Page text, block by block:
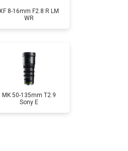
8-16mm F2.8 R LM
WR
MK 50-135mm T2.9
Sony E